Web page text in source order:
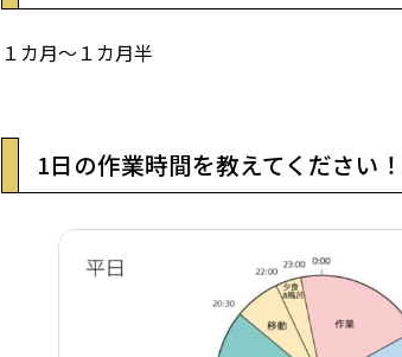
１カ月～１カ月半
1日の作業時間を教えてください！